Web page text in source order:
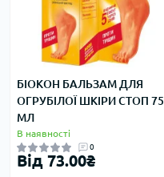
БІОКОН БАЛЬЗАМ ДЛЯ
ОГРУБІЛОЇ ШКІРИ СТОП 75
МЛ
В наявності
0
Від 73.00₴